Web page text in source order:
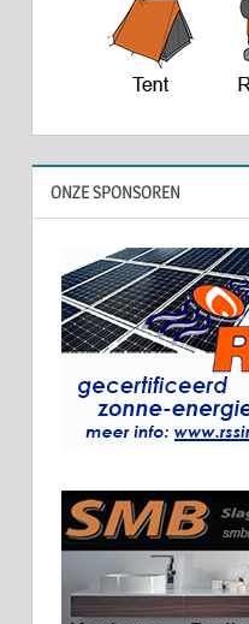
ONZE SPONSOREN